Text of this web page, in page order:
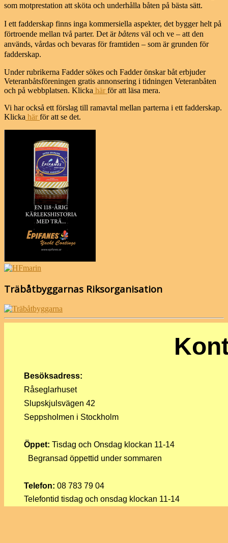
som motprestation att sköta och underhålla båten på bästa sätt.
I ett fadderskap finns inga kommersiella aspekter, det bygger helt på
förtroende mellan två parter. Det ärbåtens väl och ve – att den
används, vårdas och bevaras för framtiden – som är grunden för
fadderskap.
Under rubrikerna Fadder sökes och Fadder önskar båt erbjuder
Veteranbåtsföreningen gratis annonsering i tidningen Veteranbåten
och på webbplatsen. Klicka här för att läsa mera.
Vi har också ett förslag till ramavtal mellan parterna i ett fadderskap.
Klicka här för att se det.
Träbåtbyggarnas Riksorganisation
Besöksadress:
Råseglarhuset
Slupskjulsvägen 42
Seppsholmen i Stockholm
Öppet: Tisdag och Onsdag klockan 11-14
Begransad öppettid under sommaren
Telefon: 08 783 79 04
Telefontid tisdag och onsdag klockan 11-14